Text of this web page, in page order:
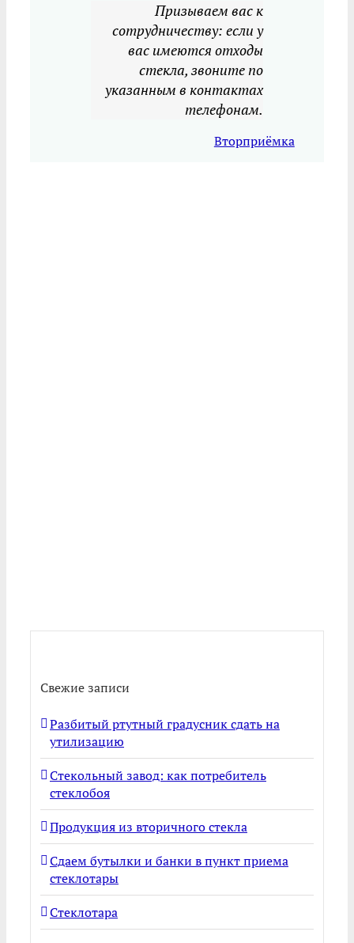
Призываем вас к
сотрудничеству: если у
вас имеются отходы
стекла, звоните по
указанным в контактах
телефонам.
Вторприёмка
Свежие записи
Разбитый ртутный градусник сдать на
утилизацию
Стекольный завод: как потребитель
стеклобоя
Продукция из вторичного стекла
Сдаем бутылки и банки в пункт приема
стеклотары
Стеклотара